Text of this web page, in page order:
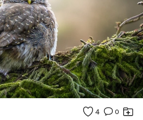
4 0